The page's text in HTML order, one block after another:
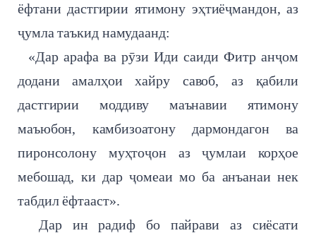
ёфтани дастгирии ятимону эҳтиёҷмандон, аз
ҷумла таъкид намудаанд:
«Дар арафа ва рӯзи Иди саиди Фитр анҷом
додани амалҳои хайру савоб, аз қабили
дастгирии моддиву маънавии ятимону
маъюбон, камбизоатону дармондагон ва
пиронсолону муҳтоҷон аз ҷумлаи корҳое
мебошад, ки дар ҷомеаи мо ба анъанаи нек
табдил ёфтааст».
Дар ин радиф бо пайрави аз сиёсати